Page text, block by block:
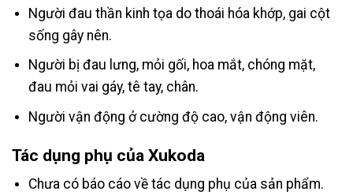
Người đau thần kinh tọa do thoái hóa khớp, gai cột
sống gây nên.
Người bị đau lưng, mỏi gối, hoa mắt, chóng mặt,
đau mỏi vai gáy, tê tay, chân.
Người vận động ở cường độ cao, vận động viên.
Tác dụng phụ của Xukoda
Chưa có báo cáo về tác dụng phụ của sản phẩm.